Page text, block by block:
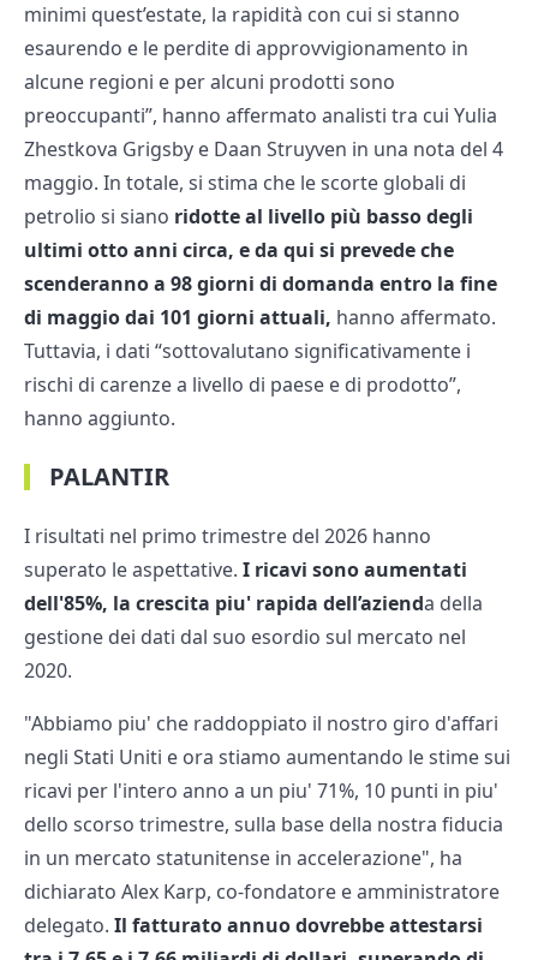
minimi quest’estate, la rapidità con cui si stanno
esaurendo e le perdite di approvvigionamento in
alcune regioni e per alcuni prodotti sono
preoccupanti”, hanno affermato analisti tra cui Yulia
Zhestkova Grigsby e Daan Struyven in una nota del 4
maggio. In totale, si stima che le scorte globali di
petrolio si siano ridotte al livello più basso degli
ultimi otto anni circa, e da qui si prevede che
scenderanno a 98 giorni di domanda entro la fine
di maggio dai 101 giorni attuali, hanno affermato.
Tuttavia, i dati “sottovalutano significativamente i
rischi di carenze a livello di paese e di prodotto”,
hanno aggiunto.
PALANTIR
I risultati nel primo trimestre del 2026 hanno
superato le aspettative. I ricavi sono aumentati
dell'85%, la crescita piu' rapida dell’azienda della
gestione dei dati dal suo esordio sul mercato nel
2020.
"Abbiamo piu' che raddoppiato il nostro giro d'affari
negli Stati Uniti e ora stiamo aumentando le stime sui
ricavi per l'intero anno a un piu' 71%, 10 punti in piu'
dello scorso trimestre, sulla base della nostra fiducia
in un mercato statunitense in accelerazione", ha
dichiarato Alex Karp, co-fondatore e amministratore
delegato. Il fatturato annuo dovrebbe attestarsi